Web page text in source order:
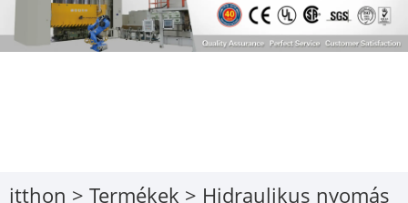
itthon > Termékek > Hidraulikus nyomás